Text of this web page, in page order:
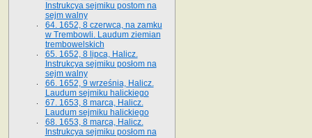
Instrukcya sejmiku postom na
sejm walny
64. 1652, 8 czerwca, na zamku
w Trembowli. Laudum ziemian
trembowelskich
65. 1652, 8 lipca, Halicz.
Instrukcya sejmiku posłom na
sejm walny
66. 1652, 9 września, Halicz.
Laudum sejmiku halickiego
67. 1653, 8 marca, Halicz.
Laudum sejmiku halickiego
68. 1653, 8 marca, Halicz.
Instrukcya sejmiku posłom na